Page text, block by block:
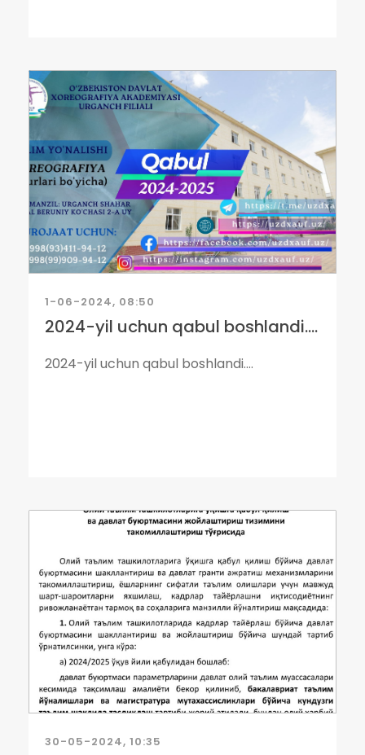
1-06-2024, 08:50
2024-yil uchun qabul boshlandi....
2024-yil uchun qabul boshlandi....
30-05-2024, 10:35